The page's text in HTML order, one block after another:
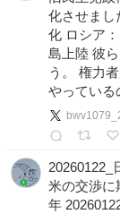
化させまし
化 ロシア
島上陸 彼
う。 権力
やっている
20260122_
米の交渉に
年